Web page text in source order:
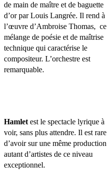
de main de maître et de baguette
d’or par Louis Langrée. Il rend à
l’œuvre d’Ambroise Thomas, ce
mélange de poésie et de maîtrise
technique qui caractérise le
compositeur. L’orchestre est
remarquable.
Hamlet est le spectacle lyrique à
voir, sans plus attendre. Il est rare
d’avoir sur une même production
autant d’artistes de ce niveau
exceptionnel.